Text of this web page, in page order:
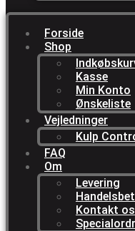
Forside
Shop
Kasse
Min Konto
Ønskeliste
Vejledninger
Kulp
FAQ
Om
Levering
Kontakt os